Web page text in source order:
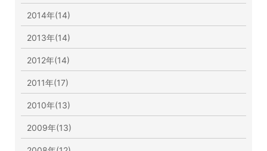
2014年(14)
2013年(14)
2012年(14)
2011年(17)
2010年(13)
2009年(13)